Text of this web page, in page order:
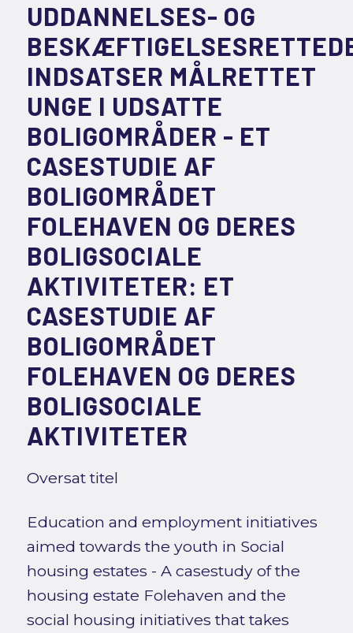
UDDANNELSES- OG
INDSATSER MÅLRETTET
UNGE I UDSATTE
BOLIGOMRÅDER - ET
CASESTUDIE AF
BOLIGOMRÅDET
FOLEHAVEN OG DERES
BOLIGSOCIALE
AKTIVITETER: ET
CASESTUDIE AF
BOLIGOMRÅDET
FOLEHAVEN OG DERES
BOLIGSOCIALE
AKTIVITETER
Oversat titel
Education and employment initiatives
aimed towards the youth in Social
housing estates - A casestudy of the
housing estate Folehaven and the
social housing initiatives that takes